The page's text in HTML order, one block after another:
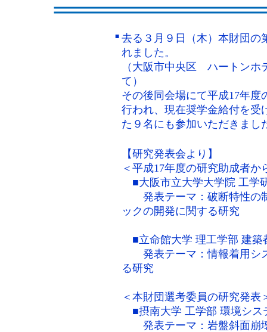
■ 去る３月９日（木）本財団の
れました。
（大阪市中央区 ハートン
て）
その後同会場にて平成17年
行われ、現在奨学金給付を受
た９名にも参加いただきまし
【研究発表会より】
＜平成17年度の研究助成者か
■大阪市立大学大学院 工学
発表テーマ：破断特性の
ックの開発に関する研究
■立命館大学 理工学部 建
発表テーマ：情報着用シ
る研究
＜本財団選考委員の研究発表
■摂南大学 工学部 環境シ
発表テーマ：岩盤斜面崩